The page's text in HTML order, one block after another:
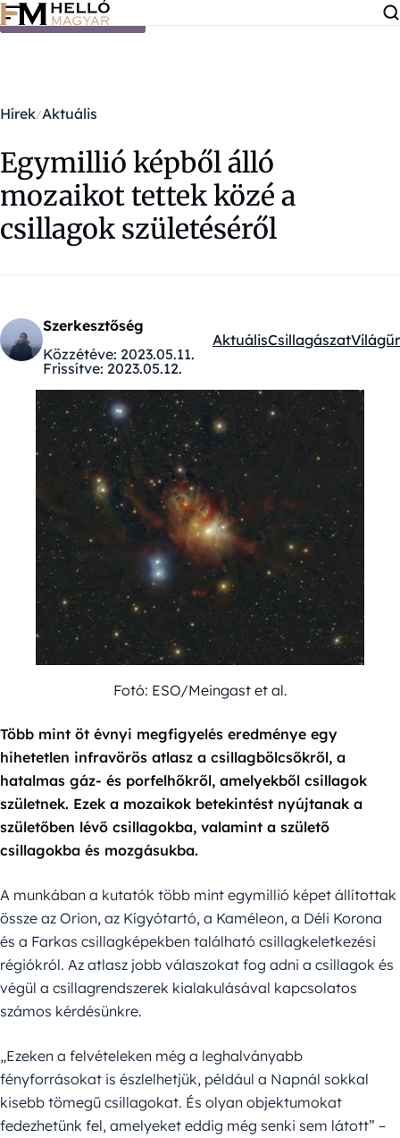
Ugrás a tartalomra
Hírek Aktuális
Egymillió képből álló
mozaikot tettek közé a
csillagok születéséről
Szerkesztőség
Közzétéve: 2023.05.11.
Frissítve: 2023.05.12.
Kategóriák:
AktuálisCsillagászatVilágűr
Fotó: ESO/Meingast et al.
Több mint öt évnyi megfigyelés eredménye egy
hihetetlen infravörös atlasz a csillagbölcsőkről, a
hatalmas gáz- és porfelhőkről, amelyekből csillagok
születnek. Ezek a mozaikok betekintést nyújtanak a
születőben lévő csillagokba, valamint a születő
csillagokba és mozgásukba.
A munkában a kutatók több mint egymillió képet állítottak
össze az Orion, az Kígyótartó, a Kaméleon, a Déli Korona
és a Farkas csillagképekben található csillagkeletkezési
régiókról. Az atlasz jobb válaszokat fog adni a csillagok és
végül a csillagrendszerek kialakulásával kapcsolatos
számos kérdésünkre.
„Ezeken a felvételeken még a leghalványabb
fényforrásokat is észlelhetjük, például a Napnál sokkal
kisebb tömegű csillagokat. És olyan objektumokat
fedezhetünk fel, amelyeket eddig még senki sem látott” –